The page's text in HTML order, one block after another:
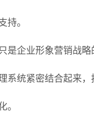
持。
是企业形象营销战
系统紧密结合起来
。